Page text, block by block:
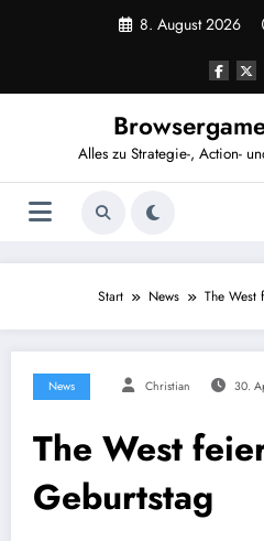
8. August 2026
Alles zu Strategie-, Action-
Start News The West
News Christian 30.
The West
Geburtstag